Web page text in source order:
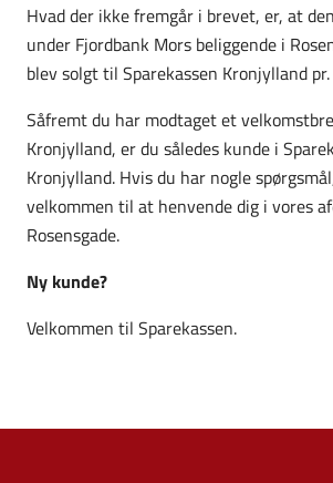
Hvad der ikke fremgår i brevet, er, at
under Fjordbank Mors beliggende i
blev solgt til Sparekassen Kronjylland
Såfremt du har modtaget et
Kronjylland, er du således kunde i
Kronjylland. Hvis du har nogle
velkommen til at henvende dig i vores
Rosensgade.
Ny kunde?
Velkommen til Sparekassen.